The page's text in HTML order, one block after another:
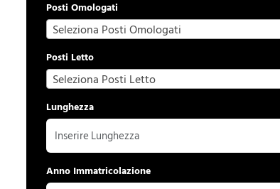
Posti Omologati
Seleziona Posti Omologati
Posti Letto
Seleziona Posti Letto
Lunghezza
Anno Immatricolazione